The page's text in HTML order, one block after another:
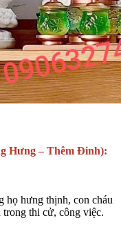
Hưng – Thêm Đinh):
họ hưng thịnh, con cháu
trong thi cử, công việc.